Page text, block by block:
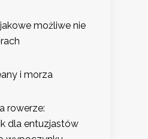
możliwe nie
i morza
rowerze:
dla entuzjastów